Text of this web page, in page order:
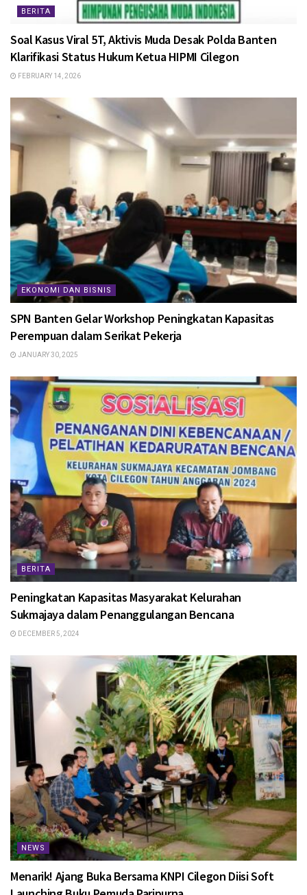
BERITA
Soal Kasus Viral 5T, Aktivis Muda Desak Polda Banten
Klarifikasi Status Hukum Ketua HIPMI Cilegon
FEBRUARY 14, 2026
EKONOMI DAN BISNIS
SPN Banten Gelar Workshop Peningkatan Kapasitas
Perempuan dalam Serikat Pekerja
JANUARY 30, 2025
BERITA
Peningkatan Kapasitas Masyarakat Kelurahan
Sukmajaya dalam Penanggulangan Bencana
DECEMBER 5, 2024
NEWS
Menarik! Ajang Buka Bersama KNPI Cilegon Diisi Soft